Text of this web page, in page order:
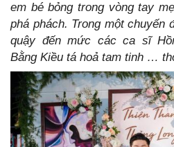
em bé bỏng trong vòng tay
phá phách. Trong một chuyến
quậy đến mức các ca sĩ
Bằng Kiều tá hoả tam tinh …